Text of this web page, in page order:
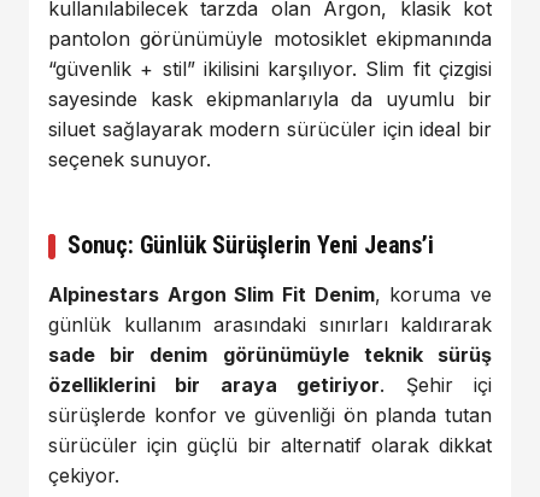
kullanılabilecek tarzda olan Argon, klasik kot
pantolon görünümüyle motosiklet ekipmanında
“güvenlik + stil” ikilisini karşılıyor. Slim fit çizgisi
sayesinde kask ekipmanlarıyla da uyumlu bir
siluet sağlayarak modern sürücüler için ideal bir
seçenek sunuyor.
Sonuç: Günlük Sürüşlerin Yeni Jeans’i
Alpinestars Argon Slim Fit Denim, koruma ve
günlük kullanım arasındaki sınırları kaldırarak
sade bir denim görünümüyle teknik sürüş
özelliklerini bir araya getiriyor. Şehir içi
sürüşlerde konfor ve güvenliği ön planda tutan
sürücüler için güçlü bir alternatif olarak dikkat
çekiyor.